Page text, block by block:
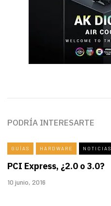
PODRÍA INTERESARTE
GUÍAS HARDWARE NOTICIAS
PCI Express, ¿2.0 o 3.0?
10 junio, 2016